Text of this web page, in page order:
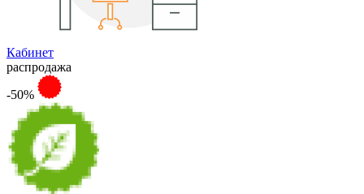
Кабинет
распродажа
-50%